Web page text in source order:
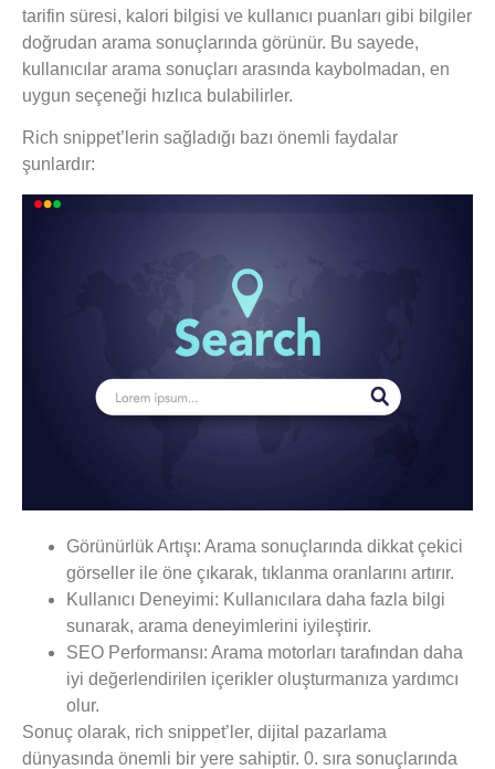
tarifin süresi, kalori bilgisi ve kullanıcı puanları gibi bilgiler
doğrudan arama sonuçlarında görünür. Bu sayede,
kullanıcılar arama sonuçları arasında kaybolmadan, en
uygun seçeneği hızlıca bulabilirler.
Rich snippet’lerin sağladığı bazı önemli faydalar
şunlardır:
Görünürlük Artışı: Arama sonuçlarında dikkat çekici
görseller ile öne çıkarak, tıklanma oranlarını artırır.
Kullanıcı Deneyimi: Kullanıcılara daha fazla bilgi
sunarak, arama deneyimlerini iyileştirir.
SEO Performansı: Arama motorları tarafından daha
iyi değerlendirilen içerikler oluşturmanıza yardımcı
olur.
Sonuç olarak, rich snippet’ler, dijital pazarlama
dünyasında önemli bir yere sahiptir. 0. sıra sonuçlarında